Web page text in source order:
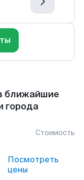
ближайшие
города
Стоимость
Посмотреть
цены